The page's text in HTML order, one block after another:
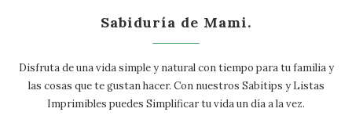
Sabiduría de Mami.
Disfruta de una vida simple y natural con tiempo para tu familia y
las cosas que te gustan hacer. Con nuestros Sabitips y Listas
Imprimibles puedes Simplificar tu vida un día a la vez.